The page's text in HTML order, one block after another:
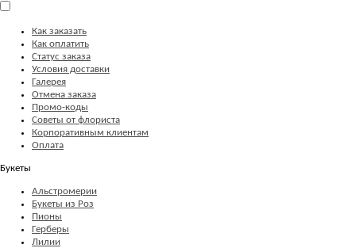
Как заказать
Как оплатить
Статус заказа
Условия доставки
Галерея
Отмена заказа
Промо-коды
Советы от флориста
Корпоративным клиентам
Оплата
Букеты
Альстромерии
Букеты из Роз
Пионы
Герберы
Лилии